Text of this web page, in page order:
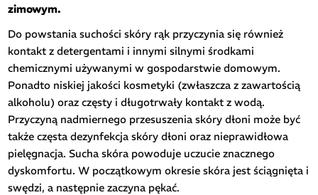
zimowym.
Do powstania suchości skóry rąk przyczynia się również
kontakt z detergentami i innymi silnymi środkami
chemicznymi używanymi w gospodarstwie domowym.
Ponadto niskiej jakości kosmetyki (zwłaszcza z zawartością
alkoholu) oraz częsty i długotrwały kontakt z wodą.
Przyczyną nadmiernego przesuszenia skóry dłoni może być
także częsta dezynfekcja skóry dłoni oraz nieprawidłowa
pielęgnacja. Sucha skóra powoduje uczucie znacznego
dyskomfortu. W początkowym okresie skóra jest ściągnięta i
swędzi, a następnie zaczyna pękać.